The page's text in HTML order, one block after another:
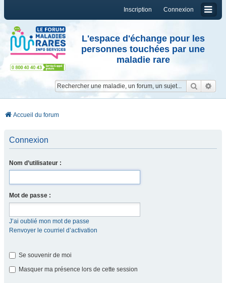
Connexion
Inscription
L'espace d'échange pour les
personnes touchées par une
maladie rare
Accueil du forum
Connexion
Nom d’utilisateur :
Mot de passe :
J’ai oublié mon mot de passe
Renvoyer le courriel d’activation
Se souvenir de moi
Masquer ma présence lors de cette session